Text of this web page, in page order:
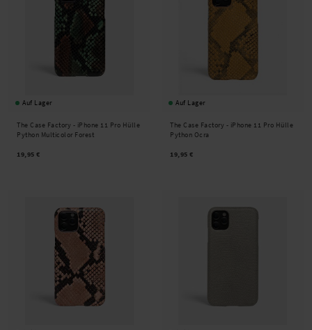
Auf Lager
The Case Factory - iPhone 11 Pro Hülle
Python Multicolor Forest
19,95 €
Auf Lager
The Case Factory - iPhone 11 Pro Hülle
Python Ocra
19,95 €